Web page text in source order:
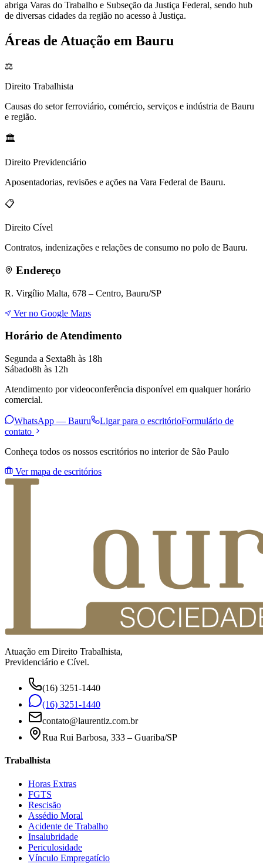
abriga Varas do Trabalho e Subseção da Justiça Federal, sendo hub
de diversas cidades da região no acesso à Justiça.
Áreas de Atuação em Bauru
⚖️
Direito Trabalhista
Causas do setor ferroviário, comércio, serviços e indústria de Bauru
e região.
🏛️
Direito Previdenciário
Aposentadorias, revisões e ações na Vara Federal de Bauru.
📋
Direito Cível
Contratos, indenizações e relações de consumo no polo de Bauru.
Endereço
R. Virgílio Malta, 678 – Centro, Bauru/SP
Ver no Google Maps
Horário de Atendimento
Segunda a Sexta8h às 18h
Sábado8h às 12h
Atendimento por videoconferência disponível em qualquer horário
comercial.
WhatsApp — Bauru Ligar para o escritórioFormulário de
contato
Conheça todos os nossos escritórios no interior de São Paulo
Ver mapa de escritórios
Atuação em Direito Trabalhista,
Previdenciário e Cível.
(16) 3251-1440
(16) 3251-1440
contato@laurentiz.com.br
Rua Rui Barbosa, 333 – Guariba/SP
Trabalhista
Horas Extras
FGTS
Rescisão
Assédio Moral
Acidente de Trabalho
Insalubridade
Periculosidade
Vínculo Empregatício